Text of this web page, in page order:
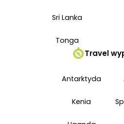
Sri Lanka
Tonga
Travel
Antarktyda
Kenia